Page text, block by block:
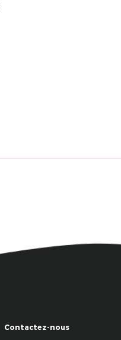
Contactez-nous